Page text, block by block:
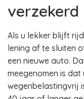
verzekerd
Als u lekker blijft
lening af te sluiten
een nieuwe auto.
meegenomen is
wegenbelastingvrij